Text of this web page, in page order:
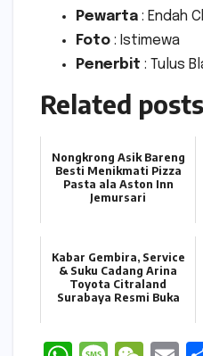
Pewarta : Endah
Foto : Istimewa
Penerbit : Tulus
Related
Nongkrong Asik Bareng
Besti Menikmati Pizza
Pasta ala Aston Inn
Jemursari
Kabar Gembira, Service
& Suku Cadang Arina
Toyota Citraland
Surabaya Resmi Buka